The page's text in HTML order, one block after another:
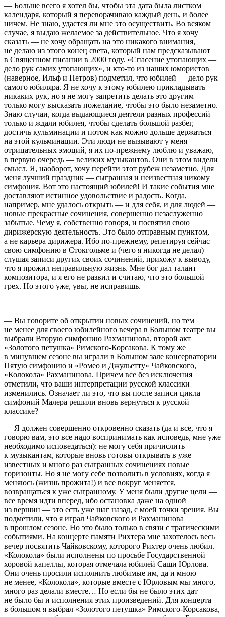
— Больше всего я хотел бы, чтобы эта дата была листком
календаря, который я переворачиваю каждый день, и более
ничем. Не знаю, удастся ли мне это осуществить. Во всяком
случае, я выдаю желаемое за действительное. Что я хочу
сказать — не хочу обращать на это никакого внимания,
не делаю из этого конец света, который нам предсказывают
в Священном писании в 2000 году. «Спасение утопающих —
дело рук самих утопающих», и кто-то из наших юмористов
(наверное, Ильф и Петров) подметил, что юбилей — дело рук
самого юбиляра. Я не хочу к этому юбилею прикладывать
никаких рук, но я не могу запретить делать это другим —
только могу высказать пожелание, чтобы это было незаметно.
Знаю случаи, когда выдающиеся деятели разных профессий
только и ждали юбилея, чтобы сделать большой разбег,
достичь кульминации и потом как можно дольше держаться
на этой кульминации. Эти люди не вызывают у меня
отрицательных эмоций, я их по-прежнему люблю и уважаю,
в первую очередь — великих музыкантов. Они в этом видели
смысл. Я, наоборот, хочу перейти этот рубеж незаметно. Для
меня лучший праздник — сыгранная и неизвестная никому
симфония. Вот это настоящий юбилей! И такие события мне
доставляют истинное удовольствие и радость. Когда,
например, мне удалось открыть — и для себя, и для людей —
новые прекрасные сочинения, совершенно незаслуженно
забытые. Чему я, собственно говоря, и посвятил свою
дирижерскую деятельность. Это было отправным пунктом,
а не карьера дирижера. Ибо по-прежнему, репетируя сейчас
свою симфонию в Стокгольме и (чего я никогда не делал)
слушая записи других своих сочинений, прихожу к выводу,
что я прожил неправильную жизнь. Мне бог дал талант
композитора, и я его не развил и считаю, что это большой
грех. Но этого уже, увы, не исправишь.
— Вы говорите об открытии новых сочинений, но тем
не менее для своего юбилейного вечера в Большом театре вы
выбрали Вторую симфонию Рахманинова, второй акт
«Золотого петушка» Римского-Корсакова. К тому же
в минувшем сезоне вы играли в Большом зале консерватории
Пятую симфонию и «Ромео и Джульетту» Чайковского,
«Колокола» Рахманинова. Причем все без исключения
отметили, что ваши интерпретации русской классики
изменились. Означает ли это, что вы после записи цикла
симфоний Малера решили вновь вернуться к русской
классике?
— Я должен совершенно откровенно сказать (да и все, что я
говорю вам, это все надо воспринимать как исповедь, мне уже
необходимо исповедаться): не могу себя причислить
к музыкантам, которые вновь готовы открывать в уже
известных и много раз сыгранных сочинениях новые
горизонты. Но я не могу себе позволить в условиях, когда я
меняюсь (жизнь прожита!) и все вокруг меняется,
возвращаться к уже сыгранному. У меня были другие цели —
все время идти вперед, ибо остановка даже на одной
из вершин — это есть уже шаг назад, с моей точки зрения. Вы
подметили, что я играл Чайковского и Рахманинова
в прошлом сезоне. Но это было только в связи с трагическими
событиями. На концерте памяти Рихтера мне захотелось весь
вечер посвятить Чайковскому, которого Рихтер очень любил.
«Колокола» были исполнены по просьбе Государственной
хоровой капеллы, которая отмечала юбилей Саши Юрлова.
Они очень просили исполнить любимые им, да и мною
не менее, «Колокола», которые вместе с Юрловым мы много,
много раз делали вместе… Но если бы не было этих дат —
не было бы и исполнения этих произведений. Для концерта
в большом я выбрал «Золотого петушка» Римского-Корсакова,